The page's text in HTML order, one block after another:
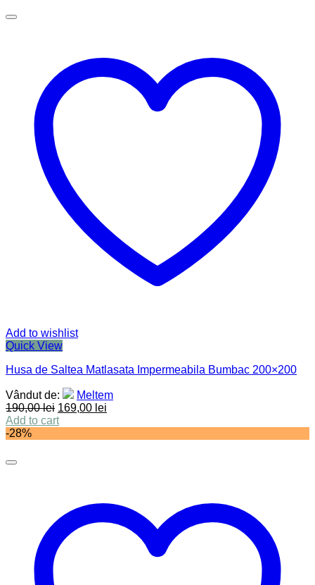
Add to wishlist
Quick View
Husa de Saltea Matlasata Impermeabila Bumbac 200×200
Vândut de:
Meltem
190,00lei 169,00 lei
Add to cart
-28%